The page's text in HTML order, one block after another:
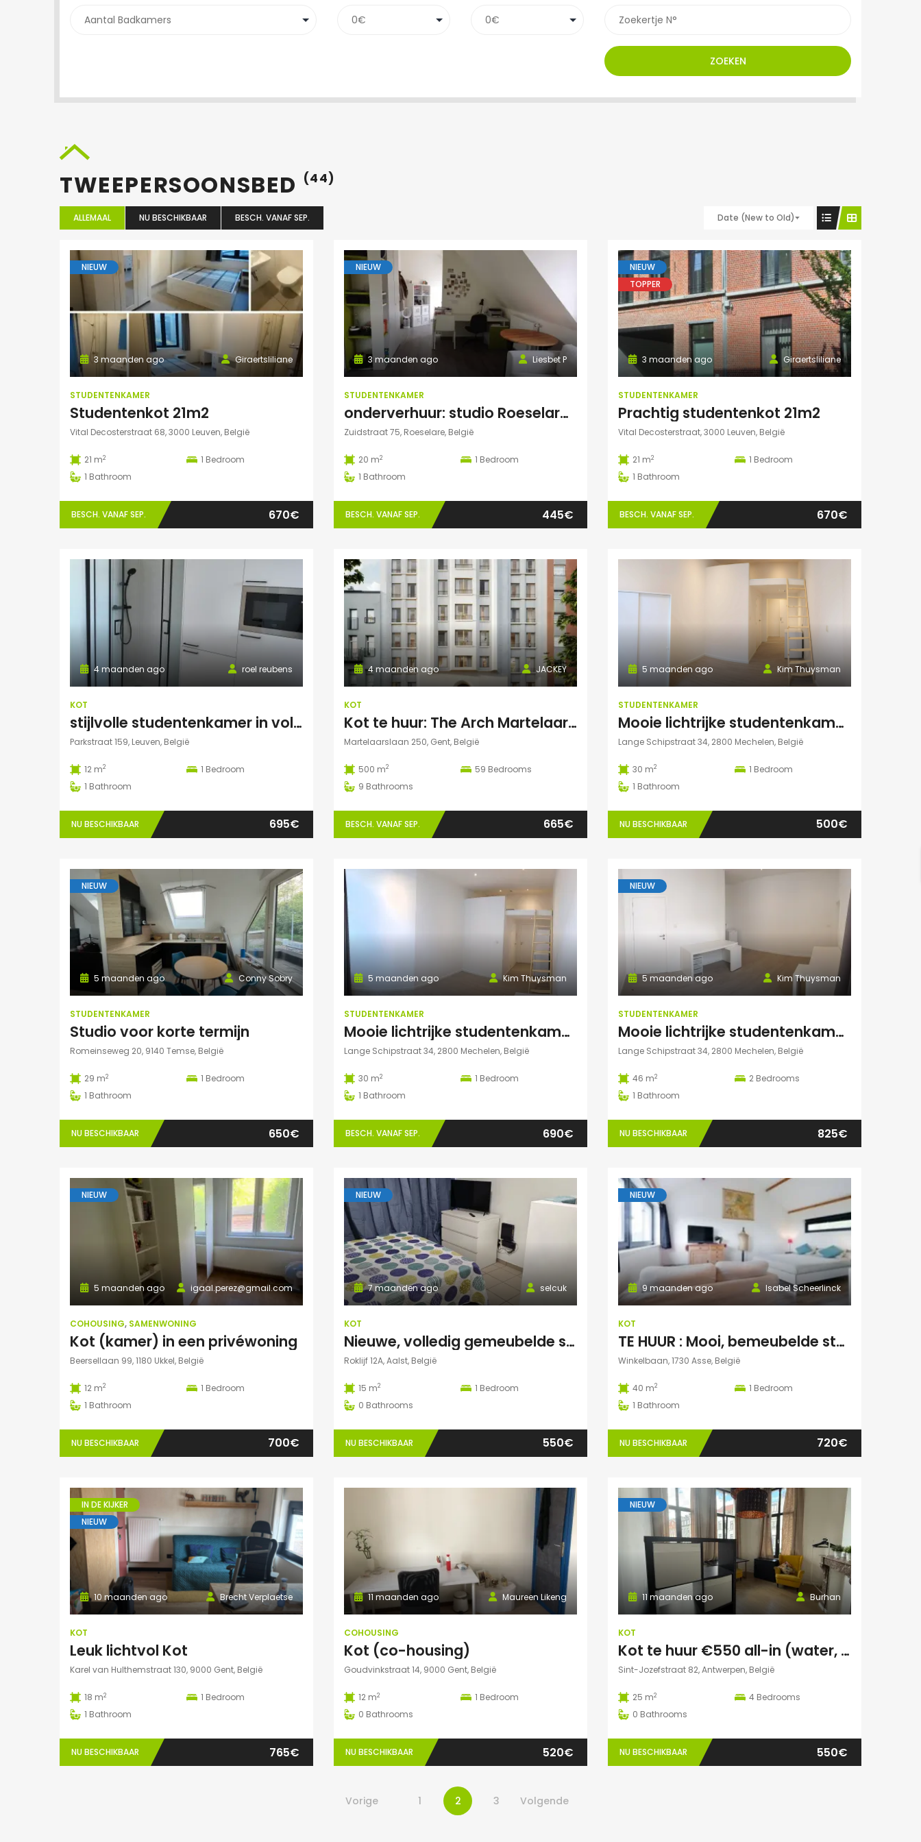
ZOEKEN
TWEEPERSOONSBED (44)
ALLEMAAL NU BESCHIKBAAR BESCH. VANAF SEP. Date (New to Old)
NIEUW
Giraertsliliane
3 maanden ago
STUDENTENKAMER
Studentenkot 21m2
Vital Decosterstraat 68, 3000 Leuven, België
21 m2 1 Bedroom
1 Bathroom
BESCH. VANAF SEP. 670€
NIEUW
Liesbet P
3 maanden ago
STUDENTENKAMER
onderverhuur: studio Roeselare (va 01/02/27)
Zuidstraat 75, Roeselare, België
20 m2 1 Bedroom
1 Bathroom
BESCH. VANAF SEP. 445€
NIEUW
TOPPER
Giraertsliliane
3 maanden ago
STUDENTENKAMER
Prachtig studentenkot 21m2
Vital Decosterstraat, 3000 Leuven, België
21 m2 1 Bedroom
1 Bathroom
BESCH. VANAF SEP. 670€
roel reubens
4 maanden ago
KOT
stijlvolle studentenkamer in volledig gerenoveerd studentenhuis
Parkstraat 159, Leuven, België
12 m2 1 Bedroom
1 Bathroom
NU BESCHIKBAAR 695€
JACKEY
4 maanden ago
KOT
Kot te huur: The Arch Martelaarslaan 250
Martelaarslaan 250, Gent, België
500 m2 59 Bedrooms
9 Bathrooms
BESCH. VANAF SEP. 665€
Kim Thuysman
5 maanden ago
STUDENTENKAMER
Mooie lichtrijke studentenkamer in hartje Mechelen! (te huur t.e.m. 31 augustus)
Lange Schipstraat 34, 2800 Mechelen, België
30 m2 1 Bedroom
1 Bathroom
NU BESCHIKBAAR 500€
NIEUW
Conny Sobry
5 maanden ago
STUDENTENKAMER
Studio voor korte termijn
Romeinseweg 20, 9140 Temse, België
29 m2 1 Bedroom
1 Bathroom
NU BESCHIKBAAR 650€
Kim Thuysman
5 maanden ago
STUDENTENKAMER
Mooie lichtrijke studentenkamer in hartje Mechelen
Lange Schipstraat 34, 2800 Mechelen, België
30 m2 1 Bedroom
1 Bathroom
BESCH. VANAF SEP. 690€
NIEUW
Kim Thuysman
5 maanden ago
STUDENTENKAMER
Mooie lichtrijke studentenkamer in hartje Mechelen! (46m2, 2 pers mogelijk)
Lange Schipstraat 34, 2800 Mechelen, België
46 m2 2 Bedrooms
1 Bathroom
NU BESCHIKBAAR 825€
NIEUW
igaal.perez@gmail.com
5 maanden ago
COHOUSING, SAMENWONING
Kot (kamer) in een privéwoning
Beersellaan 99, 1180 Ukkel, België
12 m2 1 Bedroom
1 Bathroom
NU BESCHIKBAAR 700€
NIEUW
selcuk
7 maanden ago
KOT
Nieuwe, volledig gemeubelde studentenkamers – All-in – €550/maand
Roklijf 12A, Aalst, België
15 m2 1 Bedroom
0 Bathrooms
NU BESCHIKBAAR 550€
NIEUW
Isabel Scheerlinck
9 maanden ago
KOT
TE HUUR : Mooi, bemeubelde studentenstudio te Asse
Winkelbaan, 1730 Asse, België
40 m2 1 Bedroom
1 Bathroom
NU BESCHIKBAAR 720€
IN DE KIJKER
NIEUW
Brecht Verplaetse
10 maanden ago
KOT
Leuk lichtvol Kot
Karel van Hulthemstraat 130, 9000 Gent, België
18 m2 1 Bedroom
1 Bathroom
NU BESCHIKBAAR 765€
Maureen Likeng
11 maanden ago
COHOUSING
Kot (co-housing)
Goudvinkstraat 14, 9000 Gent, België
12 m2 1 Bedroom
0 Bathrooms
NU BESCHIKBAAR 520€
NIEUW
Burhan
11 maanden ago
KOT
Kot te huur €550 all-in (water, elektriciteit, wifi incl)
Sint-Jozefstraat 82, Antwerpen, België
25 m2 4 Bedrooms
0 Bathrooms
NU BESCHIKBAAR 550€
Vorige 1 2 3 Volgende